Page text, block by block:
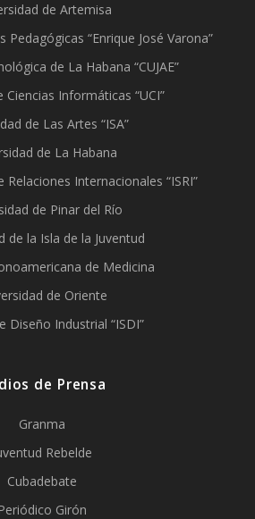
de Artemisa
Pedagógicas “Enrique José Varona”
de La Habana “CUJAE”
Ciencias Informáticas “UCI”
de Las Artes “ISA”
de La Habana
Internacionales “ISRI”
de Pinar del Río
de la Isla de la Juventud
de Medicina
de Oriente
Diseño Industrial “ISDI”
de Prensa
Granma
Rebelde
Cubadebate
Periódico Girón